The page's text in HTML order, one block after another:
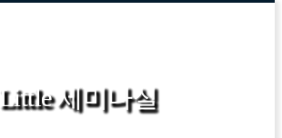
Little 세미나실
Little 세미나실
Little 세미나실
Little 세미나실
Little 세미나실